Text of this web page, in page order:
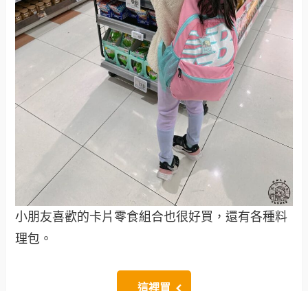
小朋友喜歡的卡片零食組合也很好買，還有各種料
理包。
這裡買